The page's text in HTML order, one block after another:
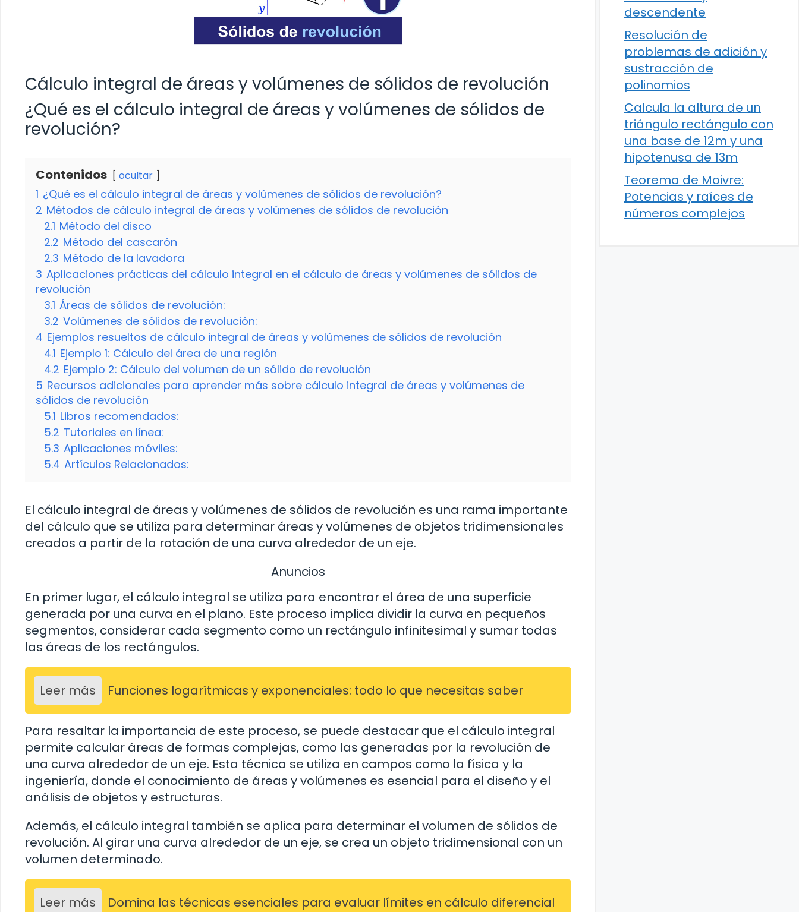
Cálculo integral de áreas y volúmenes de sólidos de revolución
¿Qué es el cálculo integral de áreas y volúmenes de sólidos de
revolución?
Contenidos ocultar
1 ¿Qué es el cálculo integral de áreas y volúmenes de sólidos de revolución?
2 Métodos de cálculo integral de áreas y volúmenes de sólidos de revolución
2.1 Método del disco
2.2 Método del cascarón
2.3 Método de la lavadora
3 Aplicaciones prácticas del cálculo integral en el cálculo de áreas y volúmenes de sólidos de
revolución
3.1 Áreas de sólidos de revolución:
3.2 Volúmenes de sólidos de revolución:
4 Ejemplos resueltos de cálculo integral de áreas y volúmenes de sólidos de revolución
4.1 Ejemplo 1: Cálculo del área de una región
4.2 Ejemplo 2: Cálculo del volumen de un sólido de revolución
5 Recursos adicionales para aprender más sobre cálculo integral de áreas y volúmenes de
sólidos de revolución
5.1 Libros recomendados:
5.2 Tutoriales en línea:
5.3 Aplicaciones móviles:
5.4 Artículos Relacionados:
El cálculo integral de áreas y volúmenes de sólidos de revolución es una rama importante
del cálculo que se utiliza para determinar áreas y volúmenes de objetos tridimensionales
creados a partir de la rotación de una curva alrededor de un eje.
Anuncios
En primer lugar, el cálculo integral se utiliza para encontrar el área de una superficie
generada por una curva en el plano. Este proceso implica dividir la curva en pequeños
segmentos, considerar cada segmento como un rectángulo infinitesimal y sumar todas
las áreas de los rectángulos.
Leer más Funciones logarítmicas y exponenciales: todo lo que necesitas saber
Para resaltar la importancia de este proceso, se puede destacar que el cálculo integral
permite calcular áreas de formas complejas, como las generadas por la revolución de
una curva alrededor de un eje. Esta técnica se utiliza en campos como la física y la
ingeniería, donde el conocimiento de áreas y volúmenes es esencial para el diseño y el
análisis de objetos y estructuras.
Además, el cálculo integral también se aplica para determinar el volumen de sólidos de
revolución. Al girar una curva alrededor de un eje, se crea un objeto tridimensional con un
volumen determinado.
Leer más Domina las técnicas esenciales para evaluar límites en cálculo diferencial
descendente
Resolución de
problemas de adición y
sustracción de
polinomios
Calcula la altura de un
triángulo rectángulo con
una base de 12m y una
hipotenusa de 13m
Teorema de Moivre:
Potencias y raíces de
números complejos